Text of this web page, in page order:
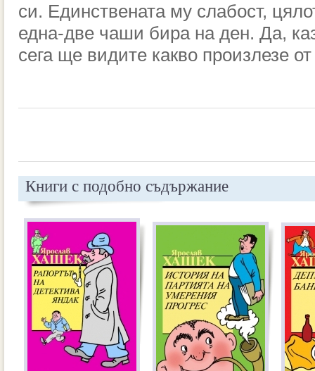
си. Единствената му слабост,
една-две чаши бира на ден. Да,
сега ще видите какво произлезе от
Книги с подобно съдържание